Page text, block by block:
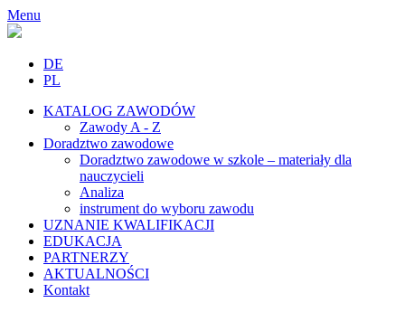
Menu
DE
PL
KATALOG ZAWODÓW
Zawody A - Z
Doradztwo zawodowe
Doradztwo zawodowe w szkole – materiały dla
nauczycieli
Analiza
instrument do wyboru zawodu
UZNANIE KWALIFIKACJI
EDUKACJA
PARTNERZY
AKTUALNOŚCI
Kontakt